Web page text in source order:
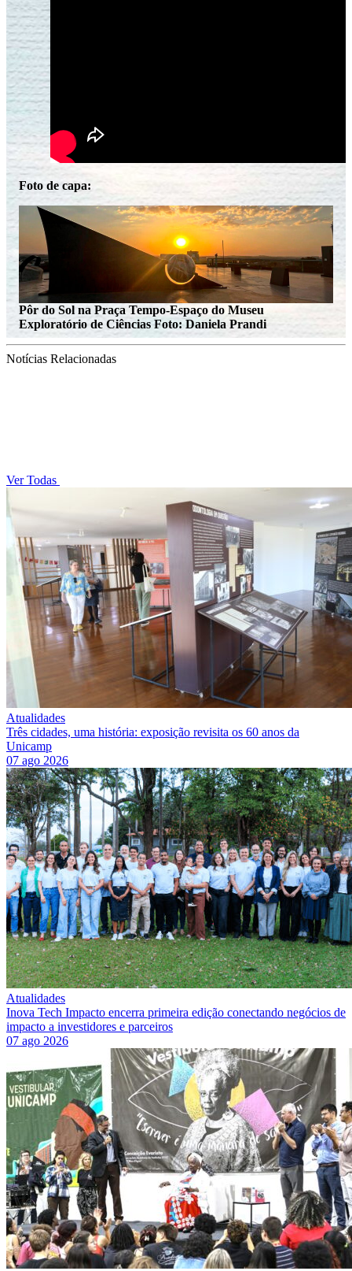
Foto de capa:
Pôr do Sol na Praça Tempo-Espaço do Museu
Exploratório de Ciências Foto: Daniela Prandi
Notícias Relacionadas
Ver Todas
Atualidades
Três cidades, uma história: exposição revisita os 60 anos da
Unicamp
07 ago 2026
Atualidades
Inova Tech Impacto encerra primeira edição conectando negócios de
impacto a investidores e parceiros
07 ago 2026